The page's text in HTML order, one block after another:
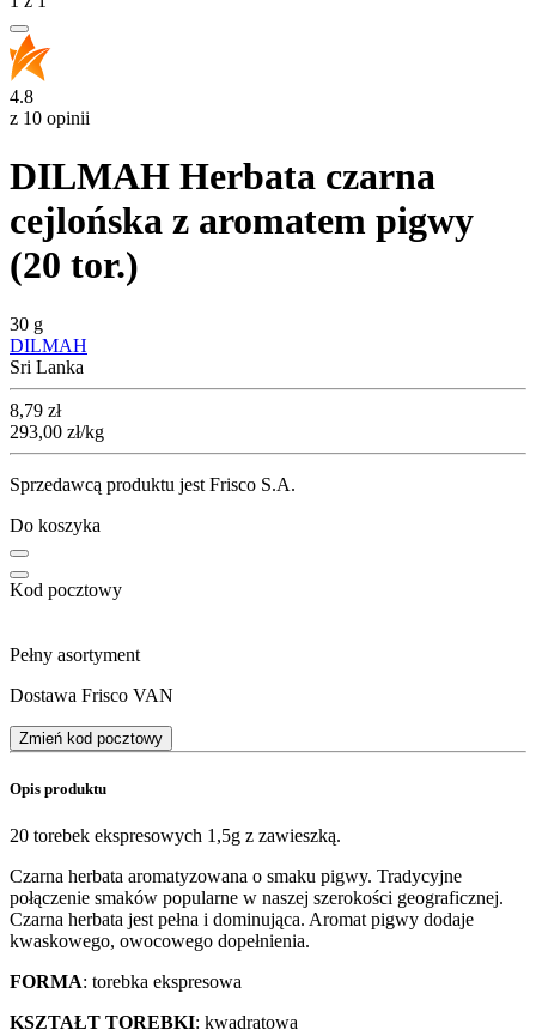
4.8
z 10 opinii
DILMAH Herbata czarna
cejlońska z aromatem pigwy
(20 tor.)
30 g
DILMAH
Sri Lanka
Cena
8,79 zł
293,00 zł/kg
Sprzedawcą produktu jest Frisco S.A.
Do koszyka
Kod pocztowy
Pełny asortyment
Dostawa Frisco VAN
Zmień kod pocztowy
Opis produktu
20 torebek ekspresowych 1,5g z zawieszką.
Czarna herbata aromatyzowana o smaku pigwy. Tradycyjne
połączenie smaków popularne w naszej szerokości geograficznej.
Czarna herbata jest pełna i dominująca. Aromat pigwy dodaje
kwaskowego, owocowego dopełnienia.
FORMA: torebka ekspresowa
KSZTAŁT TOREBKI: kwadratowa